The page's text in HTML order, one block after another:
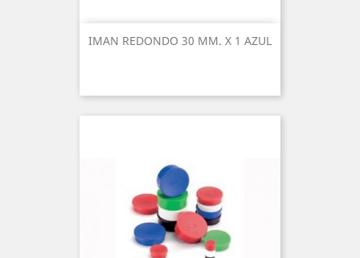
IMAN REDONDO 30 MM. X 1 AZUL